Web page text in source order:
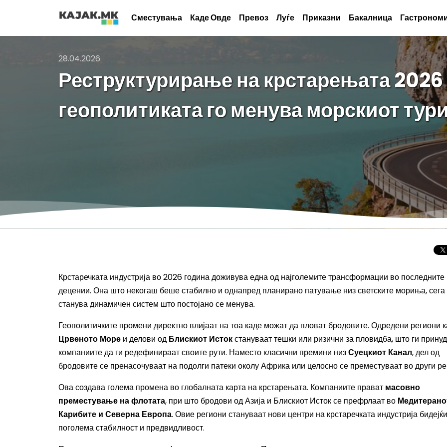
Сместувања Каде Овде Превоз Луѓе Приказни Бакалница
28.04.2026
Реструктурирање на крстарењата 2026
геополитиката го менува морскиот
Крстаречката индустрија во 2026 година доживува една од најголемите трансформации во последните
децении. Она што некогаш беше стабилно и однапред планирано патување низ светските мориња, сега
станува динамичен систем што постојано се менува.
Геополитичките промени директно влијаат на тоа каде можат да пловат бродовите. Одредени региони
Црвеното Море и делови од Блискиот Истокстануваат тешки или ризични за пловидба, што ги
компаниите да ги редефинираат своите рути. Наместо класични премини низСуецкиот Канал, дел од
бродовите се пренасочуваат на подолги патеки околу Африка или целосно се преместуваат во други
Ова создава голема промена во глобалната карта на крстарењата. Компаниите прават масовно
преместување на флотата, при што бродови од Азија и Блискиот Исток се префрлаат во
Карибите и Северна Европа. Овие региони стануваат нови центри на крстаречката индустрија
поголема стабилност и предвидливост.
Целосно
Сонцето 2026:
најголемиот